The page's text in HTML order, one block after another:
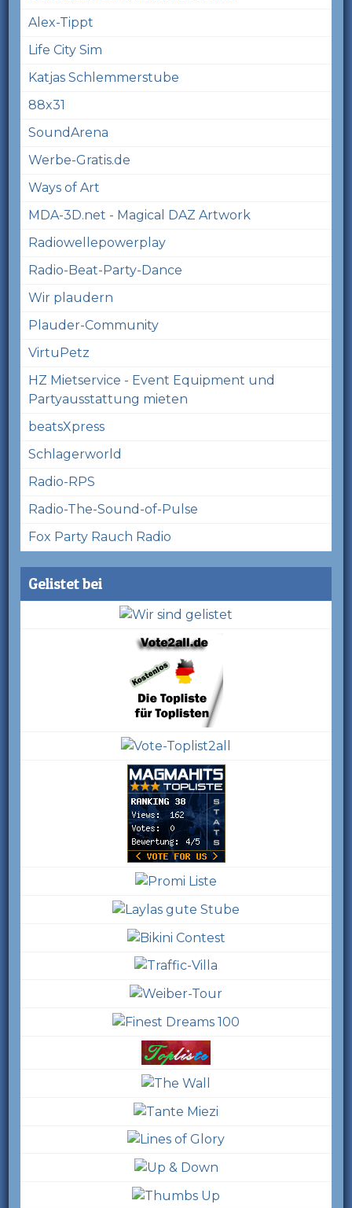
Alex-Tippt
Life City Sim
Katjas Schlemmerstube
88x31
SoundArena
Werbe-Gratis.de
Ways of Art
MDA-3D.net - Magical DAZ Artwork
Radiowellepowerplay
Radio-Beat-Party-Dance
Wir plaudern
Plauder-Community
VirtuPetz
HZ Mietservice - Event Equipment und
Partyausstattung mieten
beatsXpress
Schlagerworld
Radio-RPS
Radio-The-Sound-of-Pulse
Fox Party Rauch Radio
Gelistet bei